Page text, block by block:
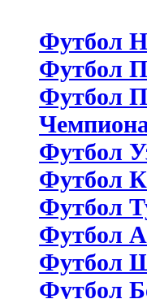
Футбол
Футбол
Футбол
Футбол
Футбол
Футбол
Футбол
Футбол
Футбол